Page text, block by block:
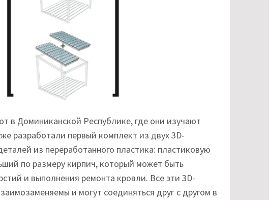
в Доминиканской Республике, где они изучают
разработали первый комплект из двух 3D-
из переработанного пластика: пластиковую
по размеру кирпич, который может быть
и выполнения ремонта кровли. Все эти 3D-
и могут соединяться друг с другом в